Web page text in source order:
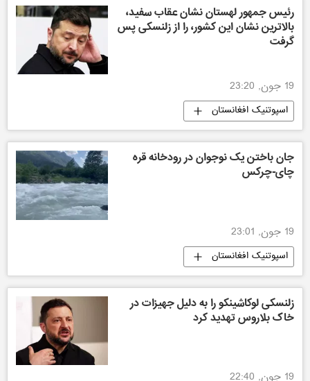
رئیس جمهور لهستان نشان عقاب سفید،
بالاترین نشان این کشور، را از زلنسکی پس
گرفت
19 جون, 23:20
اسپوتنیک افغانستان
جان باختن یک نوجوان در رودخانه قره
چای-چرکس
19 جون, 23:01
اسپوتنیک افغانستان
زلنسکی لوکاشینکو را به دلیل جهیزات در
خاک بلاروس تهدید کرد